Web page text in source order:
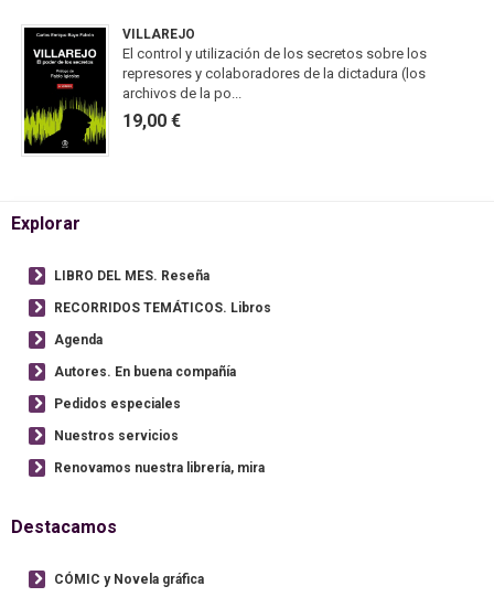
VILLAREJO
El control y utilización de los secretos sobre los
represores y colaboradores de la dictadura (los
archivos de la po...
19,00 €
Explorar
LIBRO DEL MES. Reseña
RECORRIDOS TEMÁTICOS. Libros
Agenda
Autores. En buena compañía
Pedidos especiales
Nuestros servicios
Renovamos nuestra librería, mira
Destacamos
CÓMIC y Novela gráfica